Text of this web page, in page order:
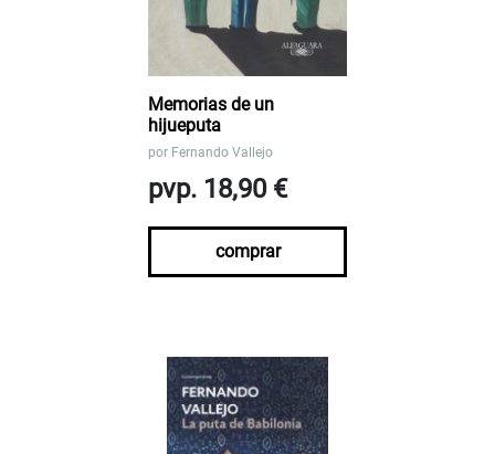
Memorias de un
hijueputa
por Fernando Vallejo
pvp. 18,90 €
comprar